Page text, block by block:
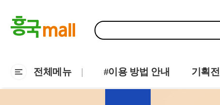
전체메뉴 #이용 방법 안내 기획전